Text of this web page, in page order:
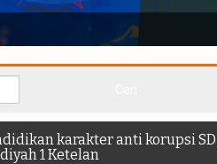
Presiden RI membuka Acara Muktamar
stadion
karakter anti korupsi SD
1 Ketelan